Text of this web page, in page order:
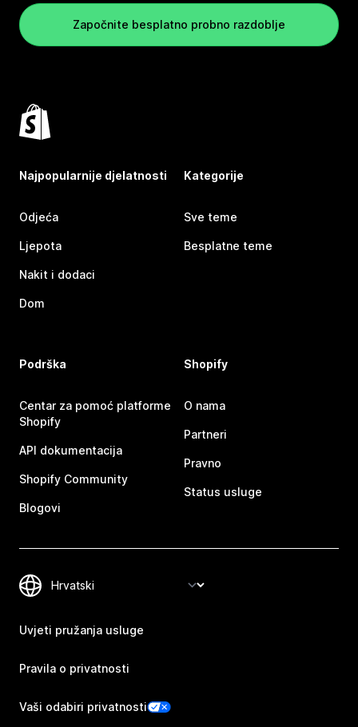
Započnite besplatno probno razdoblje
Najpopularnije djelatnosti
Odjeća
Ljepota
Nakit i dodaci
Dom
Kategorije
Sve teme
Besplatne teme
Podrška
Centar za pomoć platforme
Shopify
API dokumentacija
Shopify Community
Blogovi
Shopify
O nama
Partneri
Pravno
Status usluge
Uvjeti pružanja usluge
Pravila o privatnosti
Vaši odabiri privatnosti